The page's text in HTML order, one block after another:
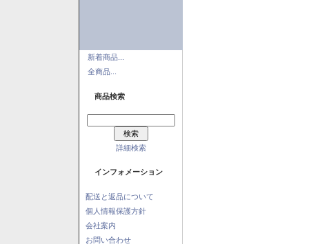
新着商品...
全商品...
商品検索
詳細検索
インフォメーション
配送と返品について
個人情報保護方針
会社案内
お問い合わせ